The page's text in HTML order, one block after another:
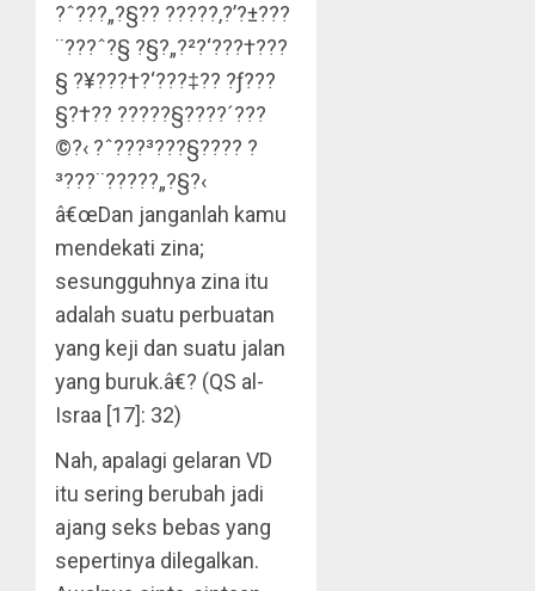
?ˆ???„?§?? ?????‚?’?±???
¨???ˆ?§ ?§?„?²?‘???†???
§ ?¥???†?‘???‡?? ?ƒ???
§?†?? ?????§?­???´???
©?‹ ?ˆ???³???§???? ?
³???¨?????„?§?‹
â€œDan janganlah kamu
mendekati zina;
sesungguhnya zina itu
adalah suatu perbuatan
yang keji dan suatu jalan
yang buruk.â€? (QS al-
Israa [17]: 32)
Nah, apalagi gelaran VD
itu sering berubah jadi
ajang seks bebas yang
sepertinya dilegalkan.